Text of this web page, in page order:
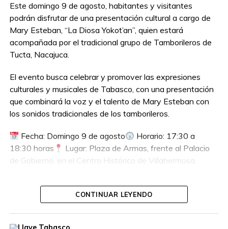
Este domingo 9 de agosto, habitantes y visitantes
podrán disfrutar de una presentación cultural a cargo de
Mary Esteban, “La Diosa Yokot’an”, quien estará
acompañada por el tradicional grupo de Tamborileros de
Tucta, Nacajuca.
El evento busca celebrar y promover las expresiones
culturales y musicales de Tabasco, con una presentación
que combinará la voz y el talento de Mary Esteban con
los sonidos tradicionales de los tamborileros.
Fecha: Domingo 9 de agosto
Horario: 17:30 a
18:30 horas
Lugar: Plaza de Armas, frente al Palacio
de Gobierno, en el Centro Histórico de Villahermosa.
tarde dedicada a la cultura y las tradiciones tabasqueñas.
CONTINUAR LEYENDO